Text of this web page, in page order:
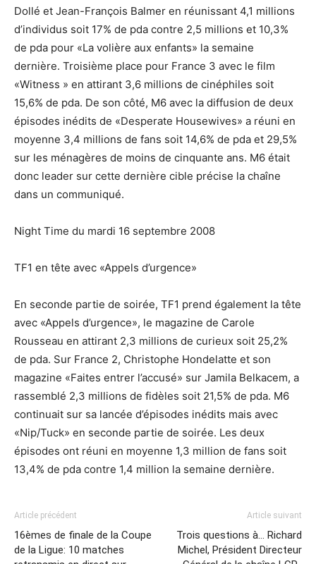
Dollé et Jean-François Balmer en réunissant 4,1 millions
d’individus soit 17% de pda contre 2,5 millions et 10,3%
de pda pour «La volière aux enfants» la semaine
dernière. Troisième place pour France 3 avec le film
«Witness » en attirant 3,6 millions de cinéphiles soit
15,6% de pda. De son côté, M6 avec la diffusion de deux
épisodes inédits de «Desperate Housewives» a réuni en
moyenne 3,4 millions de fans soit 14,6% de pda et 29,5%
sur les ménagères de moins de cinquante ans. M6 était
donc leader sur cette dernière cible précise la chaîne
dans un communiqué.
Night Time du mardi 16 septembre 2008
TF1 en tête avec «Appels d’urgence»
En seconde partie de soirée, TF1 prend également la tête
avec «Appels d’urgence», le magazine de Carole
Rousseau en attirant 2,3 millions de curieux soit 25,2%
de pda. Sur France 2, Christophe Hondelatte et son
magazine «Faites entrer l’accusé» sur Jamila Belkacem, a
rassemblé 2,3 millions de fidèles soit 21,5% de pda. M6
continuait sur sa lancée d’épisodes inédits mais avec
«Nip/Tuck» en seconde partie de soirée. Les deux
épisodes ont réuni en moyenne 1,3 million de fans soit
13,4% de pda contre 1,4 million la semaine dernière.
Article précédent
16èmes de finale de la Coupe
de la Ligue: 10 matches
Article suivant
Trois questions à… Richard
Michel, Président Directeur